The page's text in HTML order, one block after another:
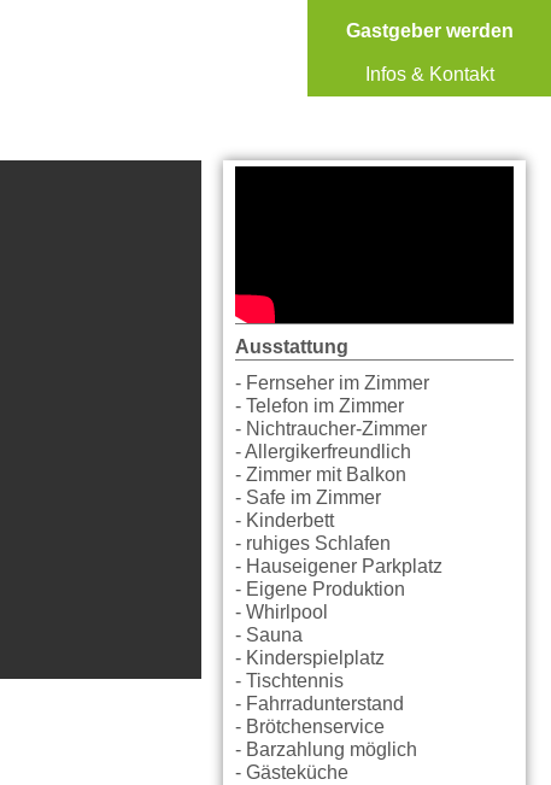
Gastgeber werden
Infos & Kontakt
Ausstattung
- Fernseher im Zimmer
- Telefon im Zimmer
- Nichtraucher-Zimmer
- Allergikerfreundlich
- Zimmer mit Balkon
- Safe im Zimmer
- Kinderbett
- ruhiges Schlafen
- Hauseigener Parkplatz
- Eigene Produktion
- Whirlpool
- Sauna
- Kinderspielplatz
- Tischtennis
- Fahrradunterstand
- Brötchenservice
- Barzahlung möglich
- Gästeküche